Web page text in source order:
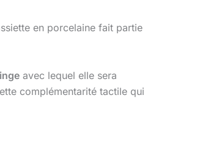
en porcelaine fait partie
avec lequel elle sera
complémentarité tactile qui